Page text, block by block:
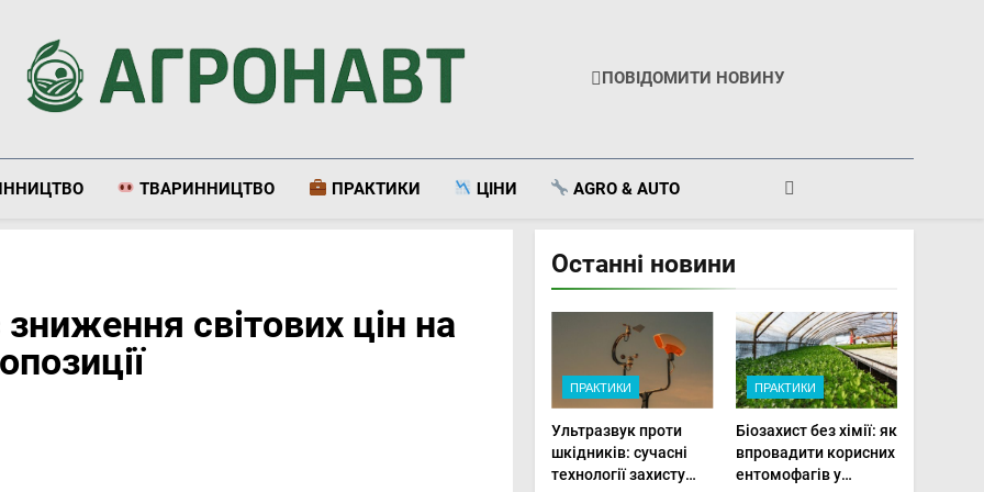
Агронавт
ПОВІДОМИТИ НОВИНУ
ТВАРИННИЦТВО ПРАКТИКИ ЦІНИ AGRO & AUTO
зниження світових цін на
Останні новини
ПРАКТИКИ
Ультразвук проти
шкідників: сучасні
технології захисту
ПРАКТИКИ
Біозахист без хімії: як
впровадити корисних
ентомофагів у